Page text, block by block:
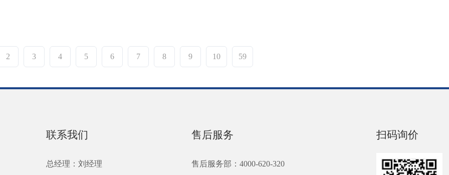
2 3 4 5 6 7 8 9 10 59
联系我们
总经理：刘经理
售后服务
售后服务部：4000-620-320
扫码询价